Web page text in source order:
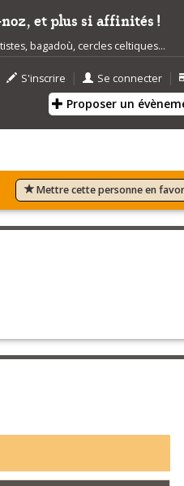
et plus si affinités !
bagadoù, cercles celtiques...
S'inscrire | Se connecter |
Proposer un
Mettre cette personne en